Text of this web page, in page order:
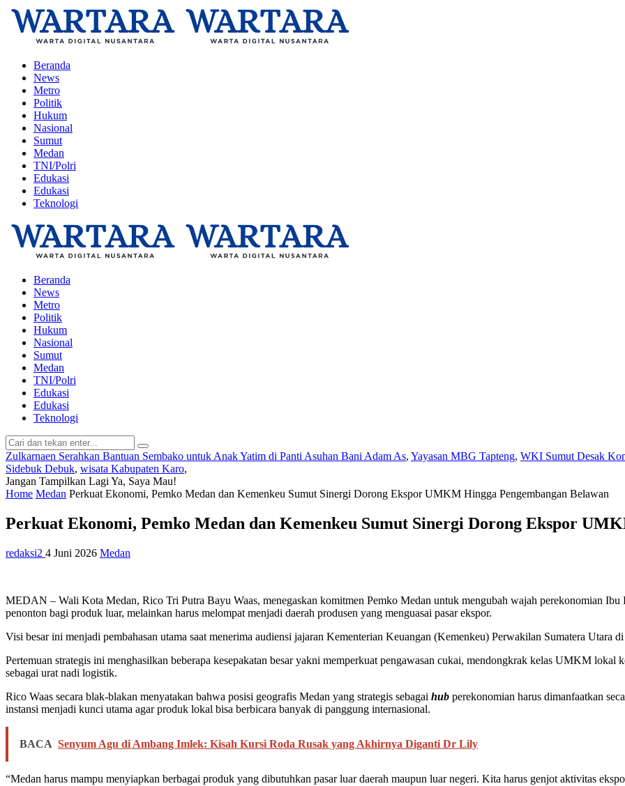
Beranda
News
Metro
Politik
Hukum
Nasional
Sumut
Medan
TNI/Polri
Edukasi
Edukasi
Teknologi
Beranda
News
Metro
Politik
Hukum
Nasional
Sumut
Medan
TNI/Polri
Edukasi
Edukasi
Teknologi
Zulkarnaen Serahkan Bantuan Sembako untuk Anak Yatim di Panti Asuhan Bani Adam As, Yayasan MBG Tapteng, WKI Sumut Desak
Sidebuk Debuk, wisata Kabupaten Karo,
Jangan Tampilkan LagiYa, Saya Mau!
Home Medan Perkuat Ekonomi, Pemko Medan dan Kemenkeu Sumut Sinergi Dorong Ekspor UMKM Hingga Pengembangan Belawan
Perkuat Ekonomi, Pemko Medan dan Kemenkeu Sumut Sinergi Dorong Ekspor
redaksi2 4 Juni 2026 Medan
MEDAN – Wali Kota Medan, Rico Tri Putra Bayu Waas, menegaskan komitmen Pemko Medan untuk mengubah wajah perekonomian Ibu
penonton bagi produk luar, melainkan harus melompat menjadi daerah produsen yang menguasai pasar ekspor.
Visi besar ini menjadi pembahasan utama saat menerima audiensi jajaran Kementerian Keuangan (Kemenkeu) Perwakilan Sumatera Utara
Pertemuan strategis ini menghasilkan beberapa kesepakatan besar yakni memperkuat pengawasan cukai, mendongkrak kelas UMKM lokal
sebagai urat nadi logistik.
Rico Waas secara blak-blakan menyatakan bahwa posisi geografis Medan yang strategis sebagai hub perekonomian harus dimanfaatkan
instansi menjadi kunci utama agar produk lokal bisa berbicara banyak di panggung internasional.
BACA Senyum Agu di Ambang Imlek: Kisah Kursi Roda Rusak yang Akhirnya Diganti Dr Lily
“Medan harus mampu menyiapkan berbagai produk yang dibutuhkan pasar luar daerah maupun luar negeri. Kita harus genjot aktivitas